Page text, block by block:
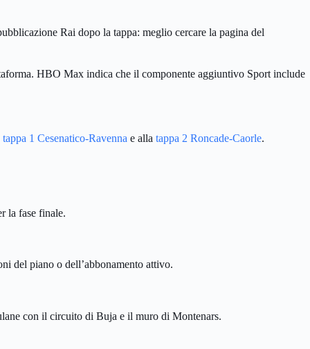
Rai dopo la tappa: meglio cercare la pagina del
HBO Max indica che il componente aggiuntivo Sport include
tappa 1 Cesenatico-Ravenna e alla tappa 2 Roncade-Caorle.
la fase finale.
del piano o dell’abbonamento attivo.
con il circuito di Buja e il muro di Montenars.